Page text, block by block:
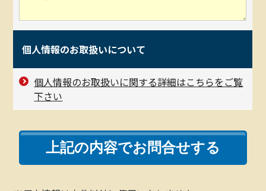
個人情報のお取扱いについて
個人情報のお取扱いに関する詳細はこちらをご覧
下さい